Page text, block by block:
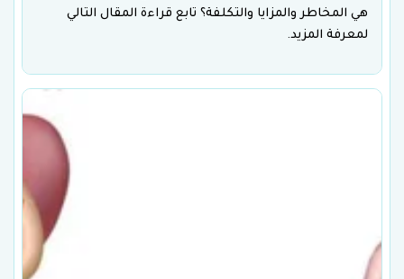
هي المخاطر والمزايا والتكلفة؟ تابع قراءة المقال التالي
لمعرفة المزيد.